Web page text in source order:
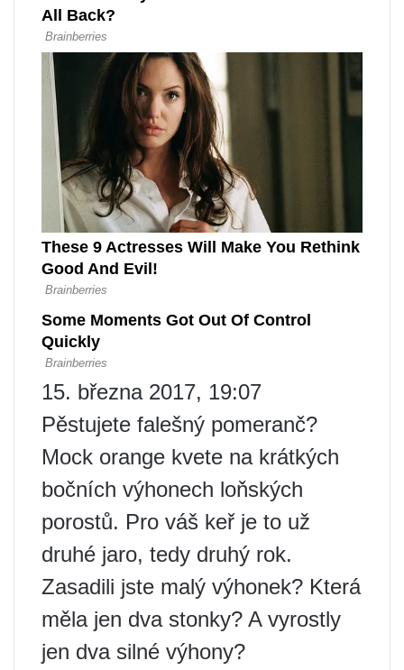
15. března 2017, 19:07
Pěstujete falešný pomeranč?
Mock orange kvete na krátkých
bočních výhonech loňských
porostů. Pro váš keř je to už
druhé jaro, tedy druhý rok.
Zasadili jste malý výhonek? Která
měla jen dva stonky? A vyrostly
jen dva silné výhony?